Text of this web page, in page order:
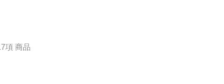
項 商品